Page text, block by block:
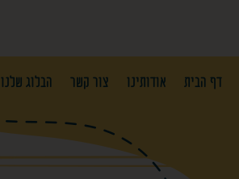
דף הבית אודותינו צור קשר הבלוג שלנו